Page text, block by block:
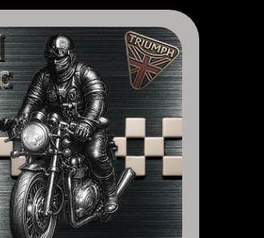
Twin, Street Scrambler, Street Twin,